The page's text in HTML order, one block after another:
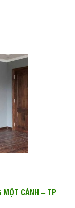
MỘT CÁNH – TP